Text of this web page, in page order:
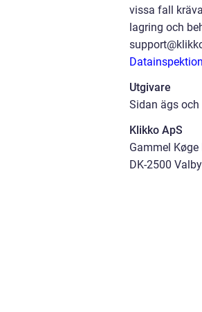
vissa fall
lagring och
Utgivare
Sidan ägs
Klikko ApS
Gammel
DK-2500 Valby